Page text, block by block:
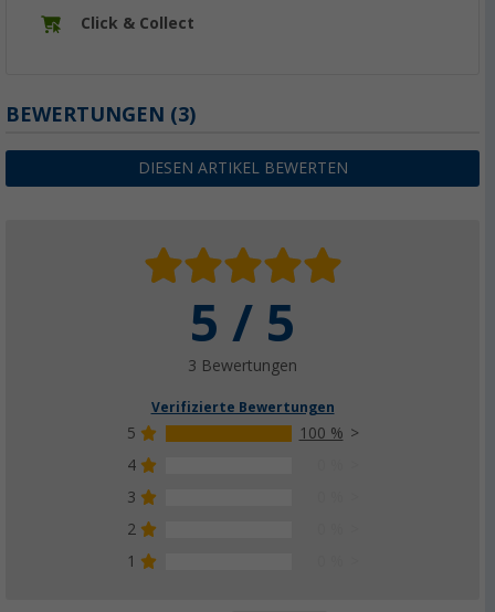
Click & Collect
BEWERTUNGEN (3)
DIESEN ARTIKEL BEWERTEN
5 / 5
3 Bewertungen
Verifizierte Bewertungen
5
100 %
4
3
2
1